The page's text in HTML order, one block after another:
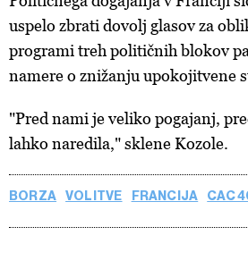
uspelo zbrati dovolj glasov za
programi treh političnih blokov
namere o znižanju upokojitvene
"Pred nami je veliko pogajanj,
lahko naredila," sklene Kozole.
BORZA VOLITVE FRANCIJA CAC